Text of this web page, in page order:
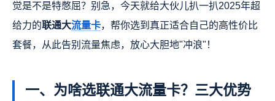
觉是不是特憋屈？别急，今天就给大伙儿扒一扒2025年超
给力的联通大流量卡，帮你选到真正适合自己的高性价比
套餐，从此告别流量焦虑，放心大胆地"冲浪"！
一、为啥选联通大流量卡？三大优势